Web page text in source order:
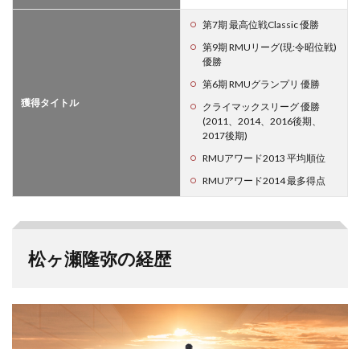
獲得タイトル
第7期 最高位戦Classic 優勝
第9期 RMUリーグ(現:令昭位戦)
優勝
第6期 RMUグランプリ 優勝
クライマックスリーグ 優勝
(2011、2014、2016後期、
2017後期)
RMUアワード2013 平均順位
RMUアワード2014 最多得点
松ヶ瀬隆弥の経歴